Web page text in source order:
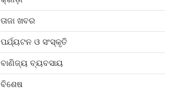
ତାଜା ଖବର
ପର୍ଯ୍ୟଟନ ଓ ସଂସ୍କୃତି
ବାଣିଜ୍ୟ ବ୍ୟବସାୟ
ବିଶେଷ